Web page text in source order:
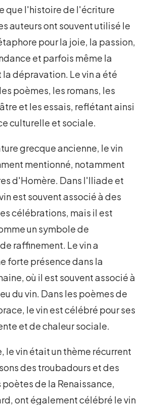
que l'histoire de l'écriture
auteurs ont souvent utilisé le
pour la joie, la passion,
et parfois même la
dépravation. Le vin a été
poèmes, les romans, les
et les essais, reflétant ainsi
culturelle et sociale.
grecque ancienne, le vin
mentionné, notamment
d'Homère. Dans l'Iliade et
est souvent associé à des
célébrations, mais il est
un symbole de
raffinement. Le vin a
forte présence dans la
où il est souvent associé à
du vin. Dans les poèmes de
le vin est célébré pour ses
et de chaleur sociale.
le vin était un thème récurrent
des troubadours et des
poètes de la Renaissance,
ont également célébré le vin